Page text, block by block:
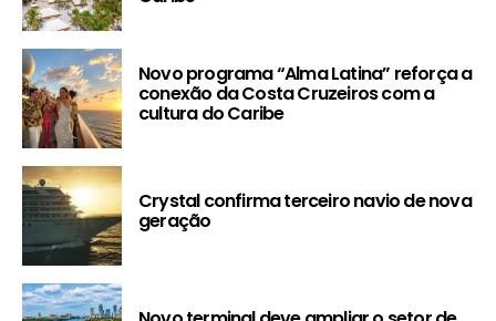
Novo programa “Alma Latina” reforça a
conexão da Costa Cruzeiros com a
cultura do Caribe
Crystal confirma terceiro navio de nova
geração